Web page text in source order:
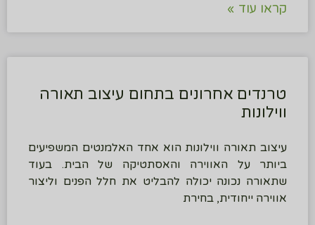
קראו עוד »
טרנדים אחרונים בתחום עיצוב תאורה
ווילונות
עיצוב תאורה ווילונות הוא אחד האלמנטים המשפיעים
ביותר על האווירה והאסתטיקה של הבית. בעוד
שתאורה נכונה יכולה להבליט את חלל הפנים וליצור
אווירה ייחודית, בחירת